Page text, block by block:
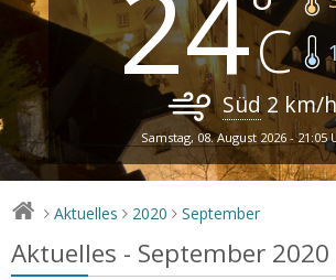
Süd 2 km/h
Samstag, 08. August 2026 - 21:05
> Aktuelles > 2020 > September
Aktuelles - September 2020